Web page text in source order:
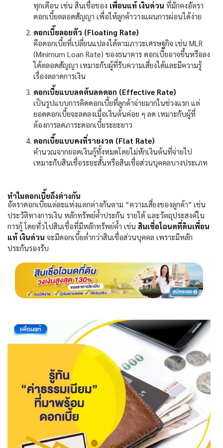
ทุกเดือน เช่น สินเชื่อของ เพื่อนแท้ เงินด่วน ที่มักคงอัตรา
ดอกเบี้ยตลอดสัญญา เพื่อให้ลูกค้าวางแผนการผ่อนได้ง่าย
ดอกเบี้ยลอยตัว (Floating Rate)
คือดอกเบี้ยที่เปลี่ยนแปลงได้ตามภาวะเศรษฐกิจ เช่น MLR
(Minimum Loan Rate) ของธนาคาร ดอกเบี้ยอาจขึ้นหรือลง
ได้ตลอดสัญญา เหมาะกับผู้ที่รับความเสี่ยงได้และมีความรู้
เรื่องตลาดการเงิน
ดอกเบี้ยแบบลดต้นลดดอก (Effective Rate)
เป็นรูปแบบการคิดดอกเบี้ยที่ลูกค้าจ่ายมากในช่วงแรก แต่
ยอดดอกเบี้ยจะลดลงเมื่อเงินต้นค่อย ๆ ลด เหมาะกับผู้ที่
ต้องการลดภาระดอกเบี้ยระยะยาว
ดอกเบี้ยแบบคงที่รายงวด (Flat Rate)
คำนวณจากยอดเงินกู้ทั้งหมดโดยไม่หักเงินต้นที่จ่ายไป
เหมาะกับสินเชื่อระยะสั้นหรือสินเชื่อส่วนบุคคลบางประเภท
ทำไมดอกเบี้ยถึงต่างกัน
อัตราดอกเบี้ยแต่ละแห่งแตกต่างกันตาม “ความเสี่ยงของลูกค้า” เช่น
ประวัติทางการเงิน หลักทรัพย์ค้ำประกัน รายได้ และวัตถุประสงค์ใน
การกู้ โดยทั่วไปสินเชื่อที่มีหลักทรัพย์ค้ำ เช่น สินเชื่อโฉนดที่ดินเพื่อน
แท้ เงินด่วน จะมีดอกเบี้ยต่ำกว่าสินเชื่อส่วนบุคคล เพราะมีหลัก
ประกันรองรับ